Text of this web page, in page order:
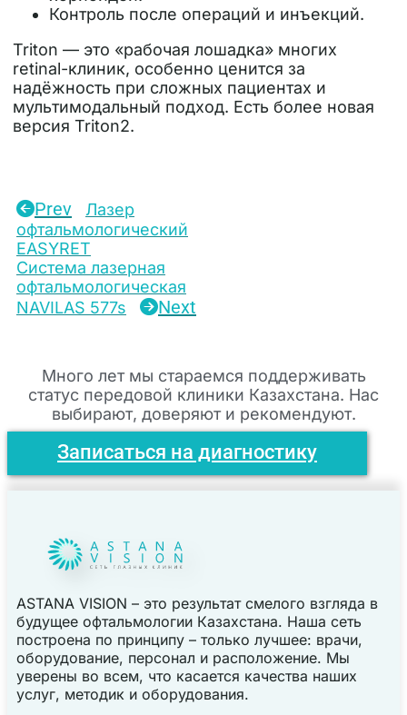
Контроль после операций и инъекций.
Triton — это «рабочая лошадка» многих
retinal-клиник, особенно ценится за
надёжность при сложных пациентах и
мультимодальный подход. Есть более новая
версия Triton2.
Prev
Лазер
офтальмологический
EASYRET
Система лазерная
офтальмологическая
NAVILAS 577s
Next
Много лет мы стараемся поддерживать
статус передовой клиники Казахстана. Нас
выбирают, доверяют и рекомендуют.
Записаться на диагностику
ASTANA VISION – это результат смелого взгляда в
будущее офтальмологии Казахстана. Наша сеть
построена по принципу – только лучшее: врачи,
оборудование, персонал и расположение. Мы
уверены во всем, что касается качества наших
услуг, методик и оборудования.